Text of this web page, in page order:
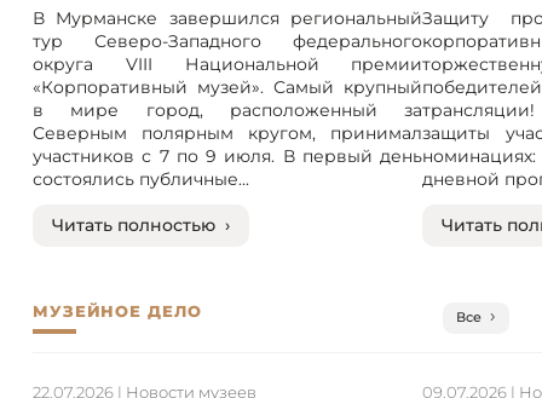
В Мурманске завершился региональный
тур Северо-Западного федерального
округа VIII Национальной премии
«Корпоративный музей». Самый крупный
в мире город, расположенный за
Северным полярным кругом, принимал
участников с 7 по 9 июля. В первый день
состоялись публичные...
Читать полностью ›
Защиту
защиты
дневной
Читать
МУЗЕЙНОЕ ДЕЛО Все
22.07.2026| Новости музеев 09.07.2026 |